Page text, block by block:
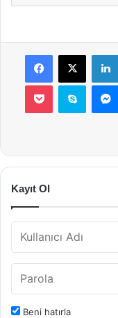
Facebook
X
Pocket Skype
Kayıt Ol
Beni hatırla